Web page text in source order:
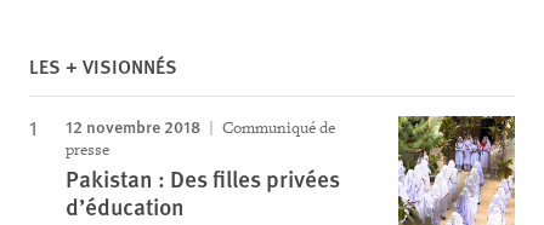
LES + VISIONNÉS
12 novembre 2018
Communiqué de
presse
Pakistan : Des filles privées
d’éducation